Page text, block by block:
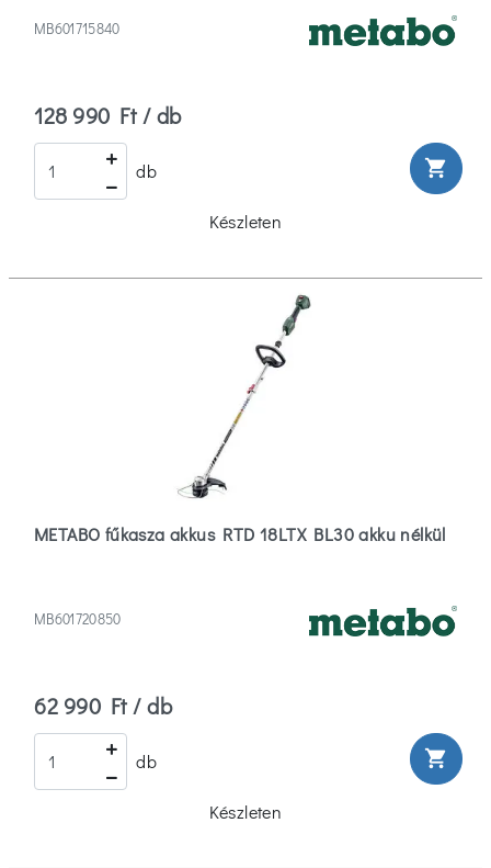
MB601715840
128 990 Ft / db
db shopping_cart
Készleten
METABO fűkasza akkus RTD 18LTX BL30 akku nélkül
MB601720850
62 990 Ft / db
db shopping_cart
Készleten